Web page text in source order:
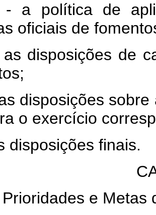
a política de
oficiais de
disposições de
disposições
o exercício
disposições finais.
e Metas